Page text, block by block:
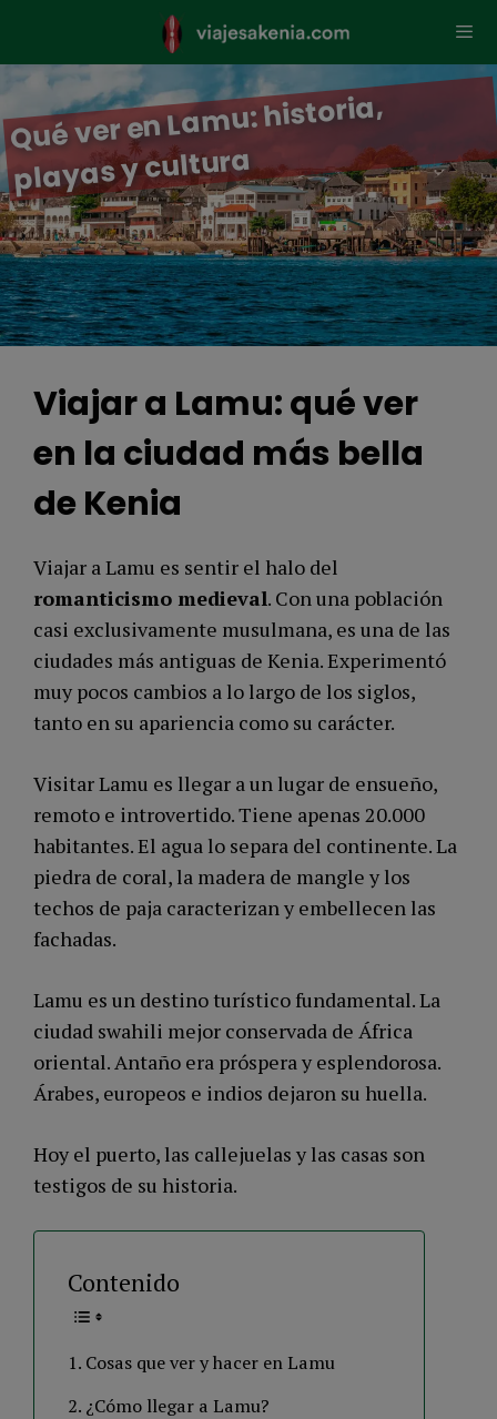
contenido
Qué ver en La
mu: historia,
playas y cultura
Viajar a Lamu: qué ver
en la ciudad más bella
de Kenia
Viajar a Lamu es sentir el halo del
romanticismo medieval. Con una población
casi exclusivamente musulmana, es una de las
ciudades más antiguas de Kenia. Experimentó
muy pocos cambios a lo largo de los siglos,
tanto en su apariencia como su carácter.
Visitar Lamu es llegar a un lugar de ensueño,
remoto e introvertido. Tiene apenas 20.000
habitantes. El agua lo separa del continente. La
piedra de coral, la madera de mangle y los
techos de paja caracterizan y embellecen las
fachadas.
Lamu es un destino turístico fundamental. La
ciudad swahili mejor conservada de África
oriental. Antaño era próspera y esplendorosa.
Árabes, europeos e indios dejaron su huella.
Hoy el puerto, las callejuelas y las casas son
testigos de su historia.
Contenido
Cosas que ver y hacer en Lamu
¿Cómo llegar a Lamu?